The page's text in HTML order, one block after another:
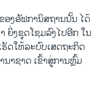
ອງອັຟການິສຖານນັ້ນ ໄດ້
ຍິ່ງຊຸດໂຊມລົງໄປອີກ ໃນ
ດ​ໃຫ້ລະບົບເສດຖະກິດ
າຊາດ ເຂົ້າສູ່ການຫຼົ້ມ